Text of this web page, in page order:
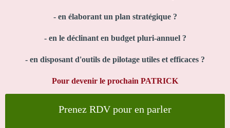
- en élaborant un plan stratégique ?
- en le déclinant en budget pluri-annuel ?
- en disposant d'outils de pilotage utiles et efficaces ?
Pour devenir le prochain PATRICK
Prenez RDV pour en parler